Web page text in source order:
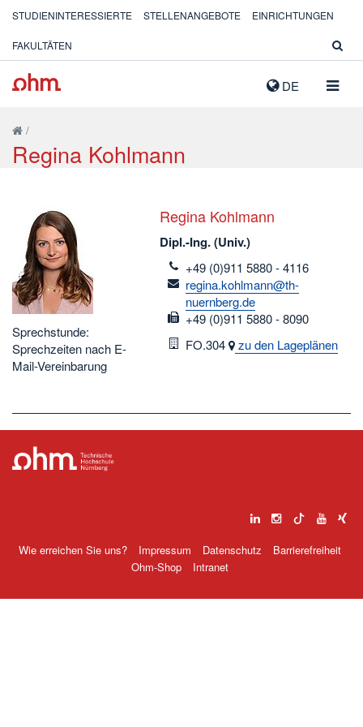
DE
STUDIENINTERESSIERTE STELLENANGEBOTE EINRICHTUNGEN
FAKULTÄTEN
/
Regina Kohlmann
Sprechstunde:
Sprechzeiten nach E-
Mail-Vereinbarung
Regina Kohlmann
Dipl.-Ing. (Univ.)
telefon
+49 (0)911 5880 - 4116
email
regina.kohlmann@th-
nuernberg.de
fax
+49 (0)911 5880 - 8090
Raum
FO.304 zu den Lageplänen
Wie erreichen Sie uns? Impressum Datenschutz
Barrierefreiheit
Ohm-Shop
Intranet